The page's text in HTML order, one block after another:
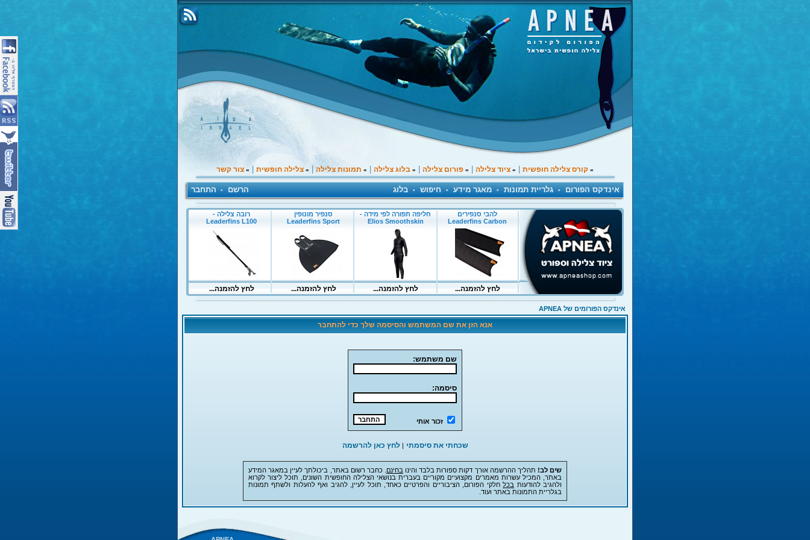
» קורס צלילה חופשית » ציוד צלילה » פורום צלילה » בלוג צלילה » תמונות צלילה » צלילה חופשית » צור קשר
אינדקס הפורום • גלריית תמונות • מאגר מידע • חיפוש • בלוג הרשם • התחבר
אינדקס הפורומים של APNEA
אנא הזן את שם המשתמש והסיסמה שלך כדי להתחבר
שם משתמש:
סיסמה:
זכור אותי
שכחתי את סיסמתי |לחץ כאן להרשמה
שים לב! תהליך ההרשמה אורך דקות ספורות בלבד והינו בחינם . כחבר רשום באתר, ביכולתך לעיין במאגר המידע
באתר, המכיל עשרות מאמרים מקצועיים מקוריים בעברית בנושאי הצלילה החופשית השונים, תוכל ליצור לקרוא
ולהגיב להודעות בכלחלקי הפורום, הציבוריים והפרטיים כאחד, תוכל לעיין, להגיב ואף להעלות ולשתף תמונות
בגלריית התמונות באתר ועוד.